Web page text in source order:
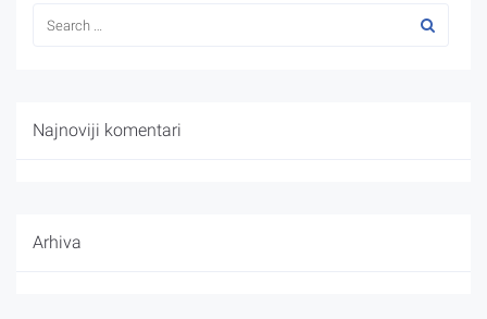
Najnoviji komentari
Arhiva